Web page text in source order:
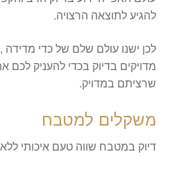
להגיע לתוצאה הרצויה.
לכן ישנו עולם שלם של כדי
מדויקים בדיוק בכדי להעניק לכם
שרציתם במדויק.
משקלים למטבח
דיוק במטבח שווה טעם איכותי